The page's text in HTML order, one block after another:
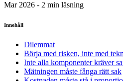
Mar 2026 - 2 min läsning
Innehåll
Dilemmat
Börja med risken, inte med
Inte alla komponenter kräver
Mätningen måste fånga rätt sak